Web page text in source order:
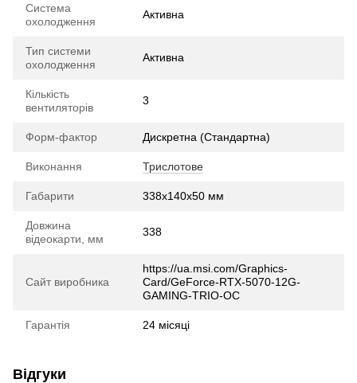
Система
охолодження
Активна
Тип системи
охолодження
Активна
Кількість
вентиляторів
3
Форм-фактор Дискретна (Стандартна)
Виконання Трислотове
Габарити 338x140x50 мм
Довжина
відеокарти, мм
338
Сайт виробника
https://ua.msi.com/Graphics-
Card/GeForce-RTX-5070-12G-
GAMING-TRIO-OC
Гарантія 24 місяці
Відгуки